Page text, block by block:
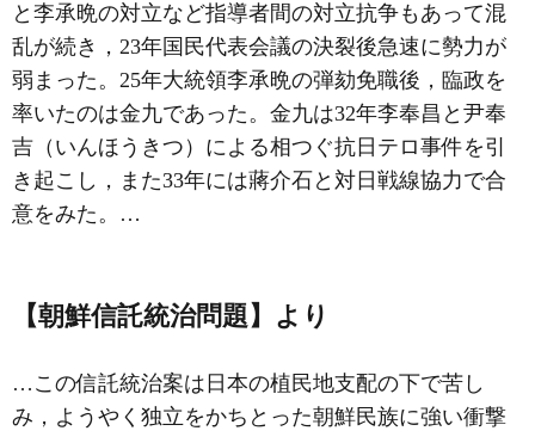
と李承晩の対立など指導者間の対立抗争もあって混
乱が続き，23年国民代表会議の決裂後急速に勢力が
弱まった。25年大統領李承晩の弾劾免職後，臨政を
率いたのは金九であった。金九は32年李奉昌と尹奉
吉（いんほうきつ）による相つぐ抗日テロ事件を引
き起こし，また33年には蔣介石と対日戦線協力で合
意をみた。…
【朝鮮信託統治問題】より
…この信託統治案は日本の植民地支配の下で苦し
み，ようやく独立をかちとった朝鮮民族に強い衝撃